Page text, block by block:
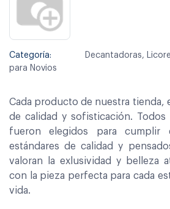
Categoría:
Decantadoras,
para Novios
Cada producto de nuestra tienda,
de calidad y sofisticación.
fueron elegidos para cumplir
estándares de calidad y
valoran la exlusividad y belleza
con la pieza perfecta para cada
vida.